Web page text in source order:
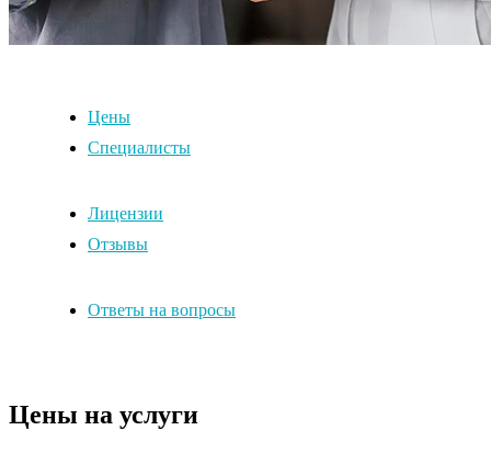
Цены
Специалисты
Лицензии
Отзывы
Ответы на вопросы
Цены на услуги